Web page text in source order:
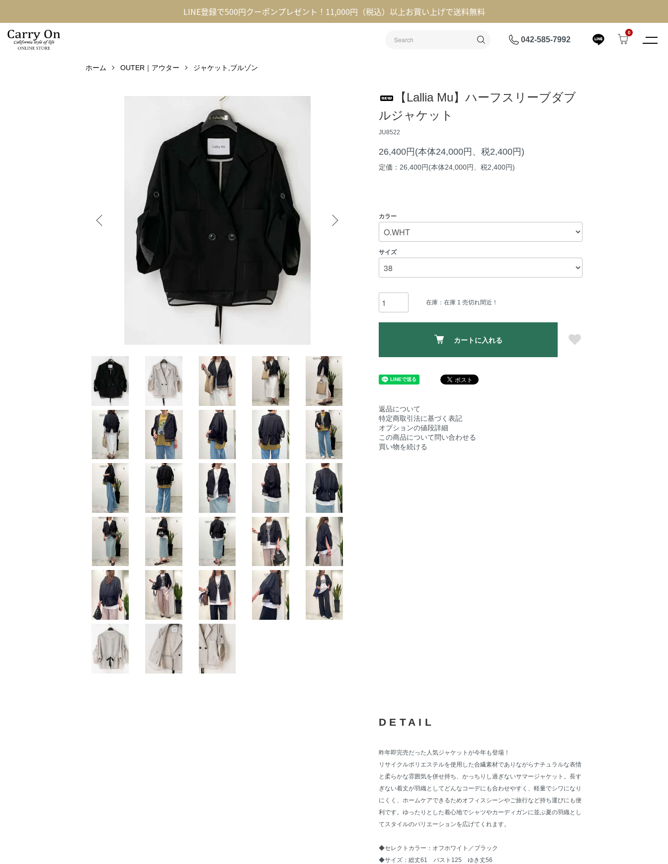
LINE登録で500円クーポンプレゼント！11,000円（税込）以上お買い上げで送料無料
042-585-7992
0
ホーム OUTER｜アウター ジャケット,ブルゾン
【Lallia Mu】ハーフスリーブダブ
ルジャケット
JU8522
26,400円(本体24,000円、税2,400円)
定価：26,400円(本体24,000円、税2,400円)
カラー
サイズ
在庫：在庫 1 売切れ間近！
カートに入れる
返品について
特定商取引法に基づく表記
オプションの値段詳細
この商品について問い合わせる
買い物を続ける
DETAIL
昨年即完売だった人気ジャケットが今年も登場！
リサイクルポリエステルを使用した合繊素材でありながらナチュラルな表情
と柔らかな雰囲気を併せ持ち、かっちりし過ぎないサマージャケット。長す
ぎない着丈が羽織としてどんなコーデにも合わせやすく、軽量でシワになり
にくく、ホームケアできるためオフィスシーンやご旅行など持ち運びにも便
利です。ゆったりとした着心地でシャツやカーディガンに並ぶ夏の羽織とし
てスタイルのバリエーションを広げてくれます。
◆セレクトカラー：オフホワイト／ブラック
◆サイズ：総丈61 バスト125 ゆき丈56